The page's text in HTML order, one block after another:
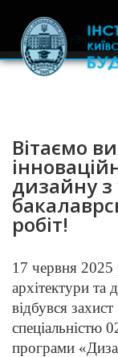
Вітаємо
дизайну
робіт!
17 червня 2025
архітектури
відбувся
спеціальністю
програми